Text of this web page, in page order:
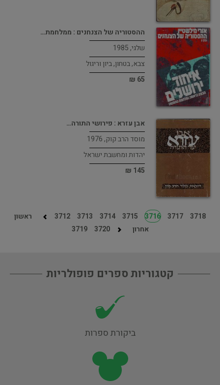
ההסטוריה של הצנחנים : ממלחמת…
שלגי, 1985
צבא, בטחון, ביון וריגול
65 ₪
אבן עזרא : פירושי התורה…
מוסד הרב קוק, 1976
יהדות ומחשבת ישראל
145 ₪
ראשון 3712 3713 3714 3715 3716 3717
3718
3719
3720 אחרון
קטגוריות ספרים פופולריות
ביקורת ספרות